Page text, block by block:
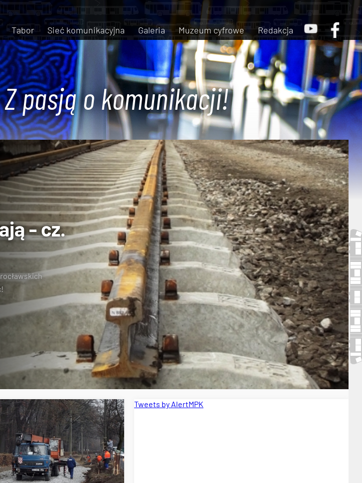
Tabor Sieć komunikacyjna Galeria Muzeum cyfrowe Redakcja
Z pasją o komunikacji!
- cz.
Tweets by AlertMPK